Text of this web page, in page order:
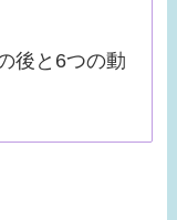
後と6つの動